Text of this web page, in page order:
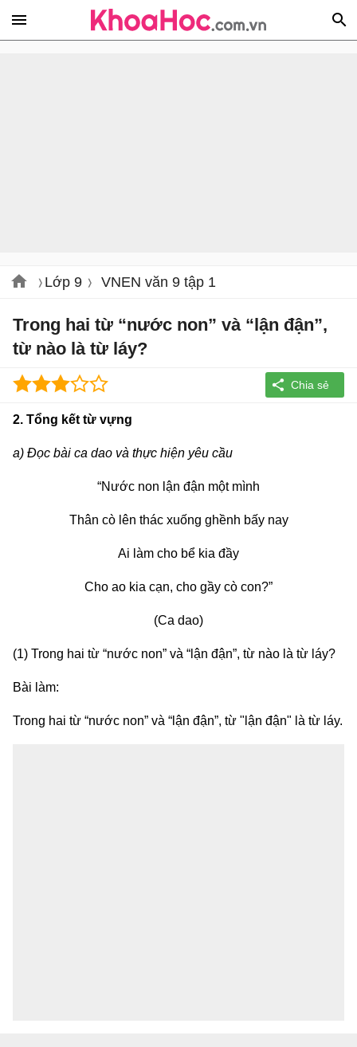
Lớp 9 VNEN văn 9 tập 1
Trong hai từ “nước non” và “lận đận”,
từ nào là từ láy?
2. Tổng kết từ vựng
a) Đọc bài ca dao và thực hiện yêu cầu
“Nước non lận đận một mình
Thân cò lên thác xuống ghềnh bấy nay
Ai làm cho bể kia đầy
Cho ao kia cạn, cho gầy cò con?”
(Ca dao)
(1) Trong hai từ “nước non” và “lận đận”, từ nào là từ láy?
Bài làm:
Trong hai từ “nước non” và “lận đận”, từ "lận đận" là từ láy.